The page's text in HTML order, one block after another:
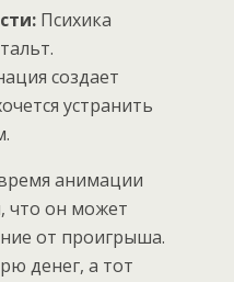
Психика
создает
устранить
анимации
что он может
от проигрыша.
денег, а тот